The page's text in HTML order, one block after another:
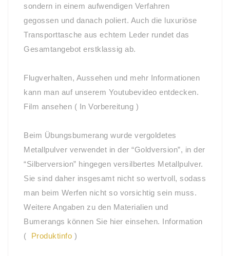
sondern in einem aufwendigen Verfahren
gegossen und danach poliert. Auch die luxuriöse
Transporttasche aus echtem Leder rundet das
Gesamtangebot erstklassig ab.
Flugverhalten, Aussehen und mehr Informationen
kann man auf unserem Youtubevideo entdecken.
Film ansehen ( In Vorbereitung )
Beim Übungsbumerang wurde vergoldetes
Metallpulver verwendet in der “Goldversion”, in der
“Silberversion” hingegen versilbertes Metallpulver.
Sie sind daher insgesamt nicht so wertvoll, sodass
man beim Werfen nicht so vorsichtig sein muss.
Weitere Angaben zu den Materialien und
Bumerangs können Sie hier einsehen. Information
(
Produktinfo )